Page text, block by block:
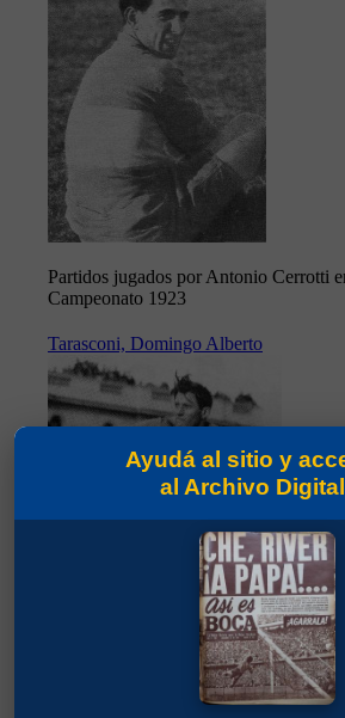
Partidos jugados por Antonio Cerrotti
Campeonato 1923
Tarasconi, Domingo Alberto
Ayudá al sitio y
al Archivo Digital